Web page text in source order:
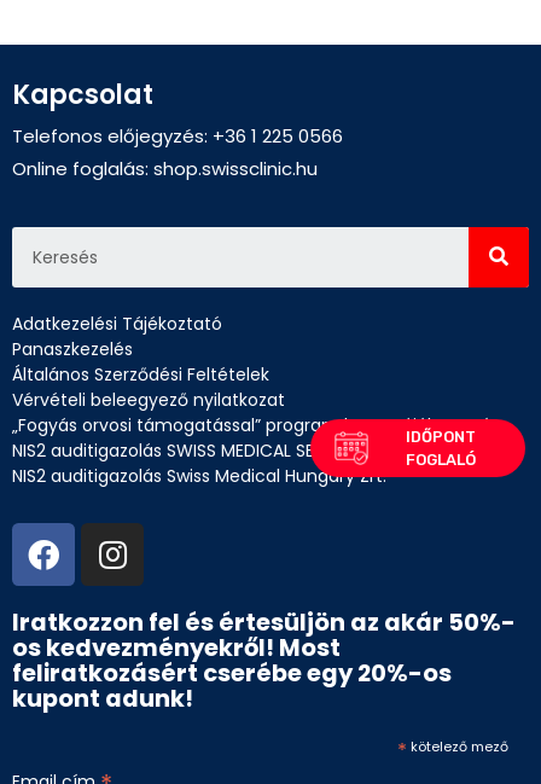
Kapcsolat
Telefonos előjegyzés: +36 1 225 0566
Online foglalás: shop.swissclinic.hu
Adatkezelési Tájékoztató
Panaszkezelés
Általános Szerződési Feltételek
Vérvételi beleegyező nyilatkozat
„Fogyás orvosi támogatással” program betegtájékoztató
NIS2 auditigazolás SWISS MEDICAL SERVICES Kft.
NIS2 auditigazolás Swiss Medical Hungary Zrt.
Iratkozzon fel és értesüljön az akár 50%-
os kedvezményekről! Most
feliratkozásért cserébe egy 20%-os
kupont adunk!
* kötelező mező